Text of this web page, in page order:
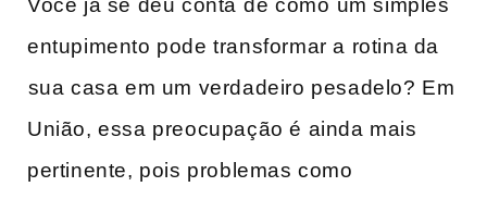
Você já se deu conta⁢ de‍ como ⁢um simples
entupimento pode transformar a rotina da
⁣sua casa em um verdadeiro pesadelo? Em
União, essa preocupação é​ ainda mais
pertinente, pois‌ problemas como